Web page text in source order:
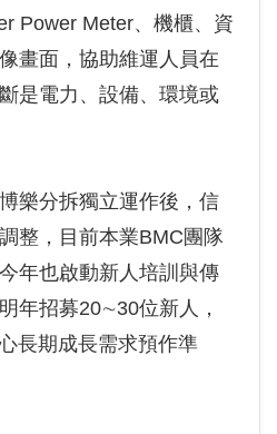
Power Meter、機櫃、資
畫面，協助維運人員在
是電力、設備、環境或
樂分拆獨立運作後，信
整，目前本業BMC團隊
年也啟動新人培訓與傳
年招募20∼30位新人，
長期成長需求預作準